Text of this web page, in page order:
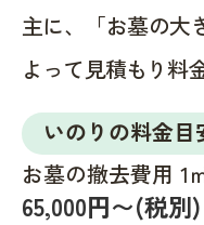
主に、「お墓の大
よって見積もり料
いのりの料金目
お墓の撤去費用 1
65,000円〜(税別)